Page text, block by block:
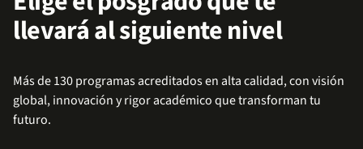
llevará al siguiente nivel
Más de 130 programas acreditados en alta calidad, con visión
global, innovación y rigor académico que transforman tu
futuro.